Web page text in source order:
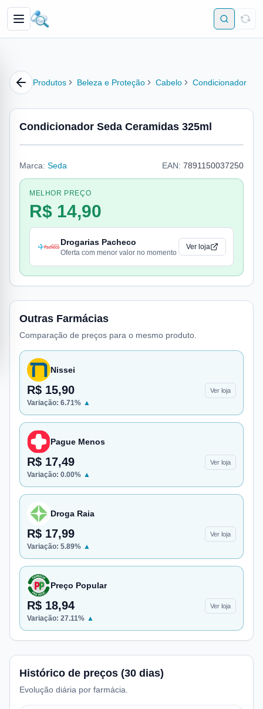
Produtos Beleza e Proteção Cabelo Condicionador
Condicionador Seda Ceramidas 325ml
Marca: Seda EAN: 7891150037250
MELHOR PREÇO
R$ 14,90
Drogarias Pacheco
Oferta com menor valor no momento
Ver loja
Outras Farmácias
Comparação de preços para o mesmo produto.
Nissei
R$ 15,90 Ver loja
Variação: 6.71% ▲
Pague Menos
R$ 17,49 Ver loja
Variação: 0.00% ▲
Droga Raia
R$ 17,99 Ver loja
Variação: 5.89% ▲
Preço Popular
R$ 18,94 Ver loja
Variação: 27.11% ▲
Histórico de preços (30 dias)
Evolução diária por farmácia.